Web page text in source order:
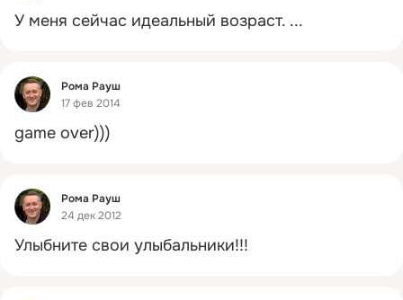
У меня сейчас идеальный возраст. ...
Фид
Рома Рауш
17 фев 2014
game over)))
Фид
Рома Рауш
24 дек 2012
Улыбните свои улыбальники!!!